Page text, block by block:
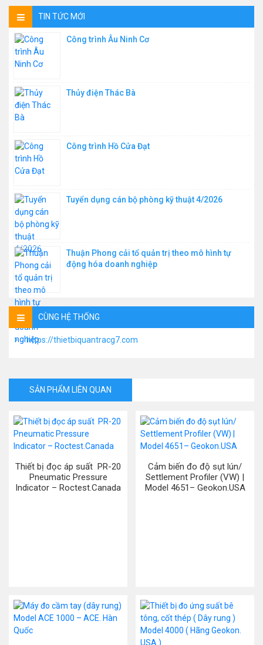
TIN TỨC MỚI
Công trình Âu Ninh Cơ
Thủy điện Thác Bà
Công trình Hồ Cửa Đạt
Tuyển dụng cán bộ phòng kỹ thuật 4/2026
Thuận Phong cải tổ quản trị theo mô hình tự
động hóa doanh nghiệp
CÙNG HỆ THỐNG
https://thietbiquantracg7.com
SẢN PHẨM LIÊN QUAN
Thiết bị đọc áp suất PR-20
Pneumatic Pressure
Indicator – Roctest.Canada
Cảm biến đo độ sụt lún/
Settlement Profiler (VW) |
Model 4651– Geokon.USA